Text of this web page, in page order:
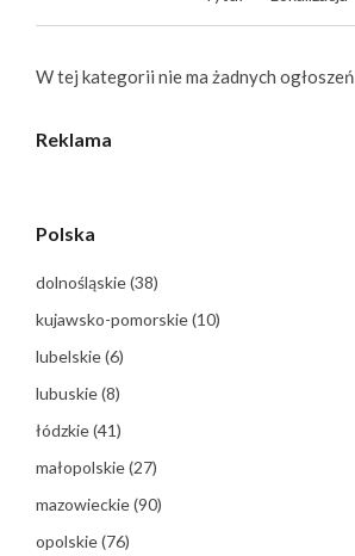
W tej kategorii nie ma żadnych ogłoszeń
Reklama
Polska
dolnośląskie(38)
kujawsko-pomorskie(10)
lubelskie(6)
lubuskie(8)
łódzkie(41)
małopolskie(27)
mazowieckie(90)
opolskie(76)